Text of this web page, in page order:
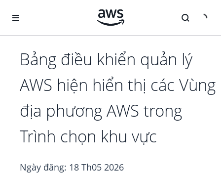
Bảng điều khiển quản lý
AWS hiện hiển thị các Vùng
địa phương AWS trong
Trình chọn khu vực
Ngày đăng: 18 Th05 2026